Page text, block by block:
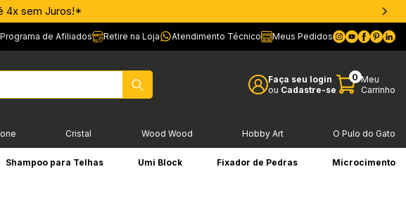
4x sem Juros!*
Programa de Afiliados Retire na Loja Atendimento Técnico Meus Pedidos
Faça seu login
ou Cadastre-se
0 Meu
Carrinho
Cristal Wood Wood Hobby Art O Pulo do Gato
Shampoo para Telhas Umi Block Fixador de Pedras Microcimento